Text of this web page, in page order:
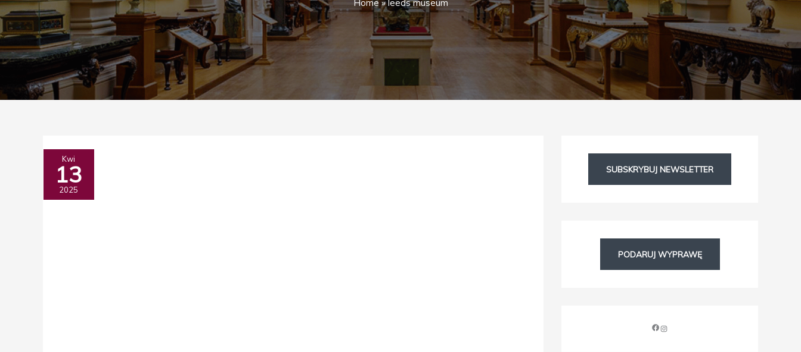
Home » leeds museum
Kwi
13
2025
Skarby
angielskich
muzeów
SUBSKRYBUJ NEWSLETTER
PODARUJ WYPRAWĘ